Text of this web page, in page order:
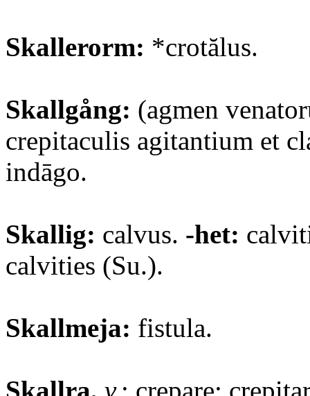
Skallerorm: *crotălus.
Skallgång: (agmen
crepitaculis agitantium et
indāgo.
Skallig: calvus. -het:
calvities (Su.).
Skallmeja: fistula.